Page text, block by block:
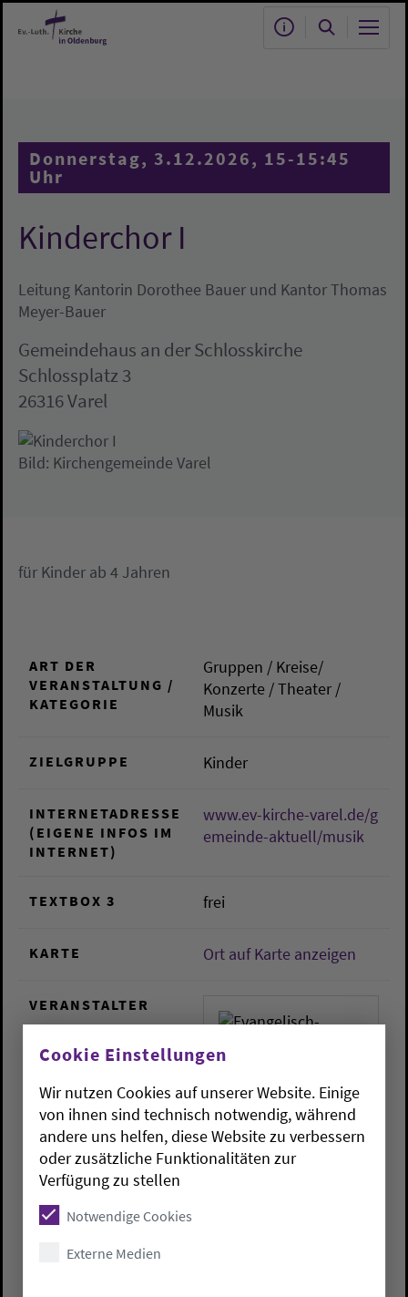
Zum Hauptinhalt springen
Kinderchor I
Donnerstag, 3.12.2026, 15-15:45
Uhr
Leitung Kantorin Dorothee Bauer und Kantor Thomas
Meyer-Bauer
Gemeindehaus an der Schlosskirche
Schlossplatz 3
26316 Varel
Bild: Kirchengemeinde Varel
für Kinder ab 4 Jahren
ART DER
VERANSTALTUNG /
KATEGORIE
Gruppen / Kreise/
Konzerte / Theater /
Musik
ZIELGRUPPE Kinder
INTERNETADRESSE
(EIGENE INFOS IM
INTERNET)
www.ev-kirche-varel.de/g
emeinde-aktuell/musik
TEXTBOX 3 frei
KARTE Ort auf Karte anzeigen
VERANSTALTER
Evangelisch-lutherische
Kirchengemeinde Varel
Cookie Einstellungen
Wir nutzen Cookies auf unserer Website. Einige
von ihnen sind technisch notwendig, während
andere uns helfen, diese Website zu verbessern
oder zusätzliche Funktionalitäten zur
Verfügung zu stellen
Notwendige Cookies
Externe Medien